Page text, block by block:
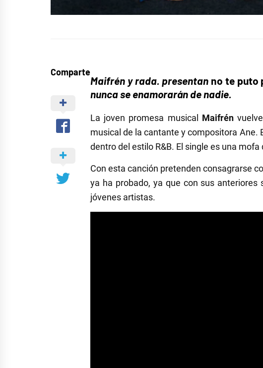
Comparte
Maifrén y rada. presentan no te puto
nunca se enamorarán de nadie.
La joven promesa musical Maifrén
musical de la cantante y compositora
dentro del estilo R&B. El single es una
Con esta canción pretenden consagrarse
ya ha probado, ya que con sus
jóvenes artistas.